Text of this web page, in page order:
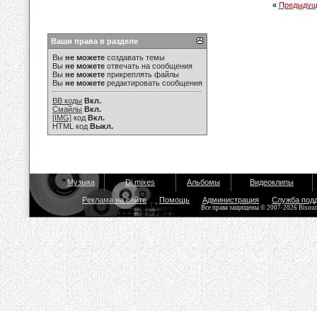
«
Ваши права в разделе
Вы не можете создавать темы
Вы не можете отвечать на сообщения
Вы не можете прикреплять файлы
Вы не можете редактировать сообщения
BB коды Вкл.
Смайлы Вкл.
[IMG] код Вкл.
HTML код Выкл.
Музыка Dj mixes Альбомы Видеоклипы
Реклама на сайте Помощь Администрация Служба
Все права защищены © 2007-2026